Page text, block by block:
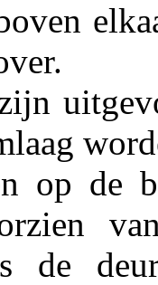
op de
de